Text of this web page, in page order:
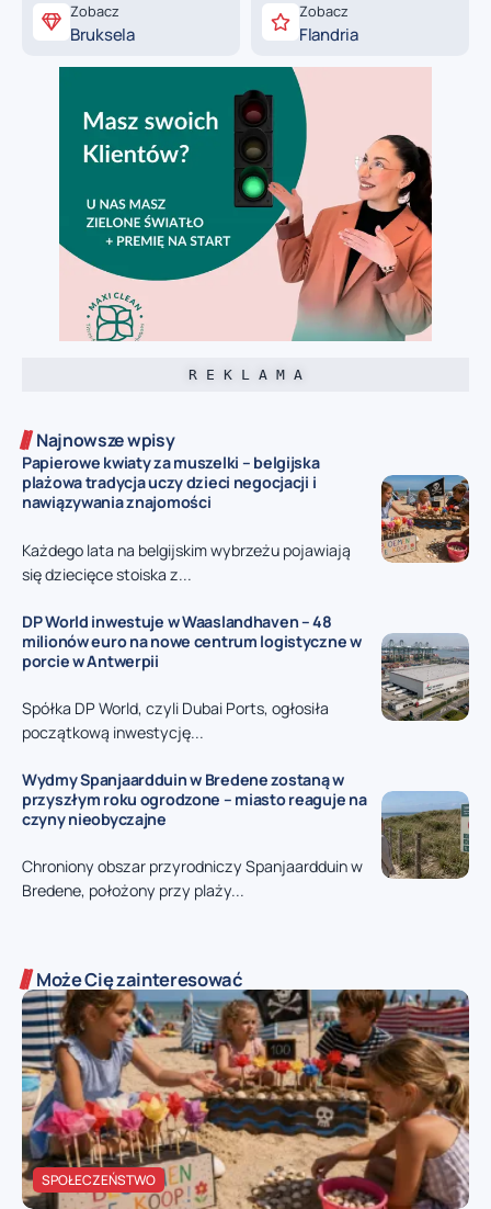
Zobacz
Bruksela
Zobacz
Flandria
R E K L A M A
Najnowsze wpisy
Papierowe kwiaty za muszelki – belgijska
plażowa tradycja uczy dzieci negocjacji i
nawiązywania znajomości
Każdego lata na belgijskim wybrzeżu pojawiają
się dziecięce stoiska z...
DP World inwestuje w Waaslandhaven – 48
milionów euro na nowe centrum logistyczne w
porcie w Antwerpii
Spółka DP World, czyli Dubai Ports, ogłosiła
początkową inwestycję...
Wydmy Spanjaardduin w Bredene zostaną w
przyszłym roku ogrodzone – miasto reaguje na
czyny nieobyczajne
Chroniony obszar przyrodniczy Spanjaardduin w
Bredene, położony przy plaży...
Może Cię zainteresować
SPOŁECZEŃSTWO